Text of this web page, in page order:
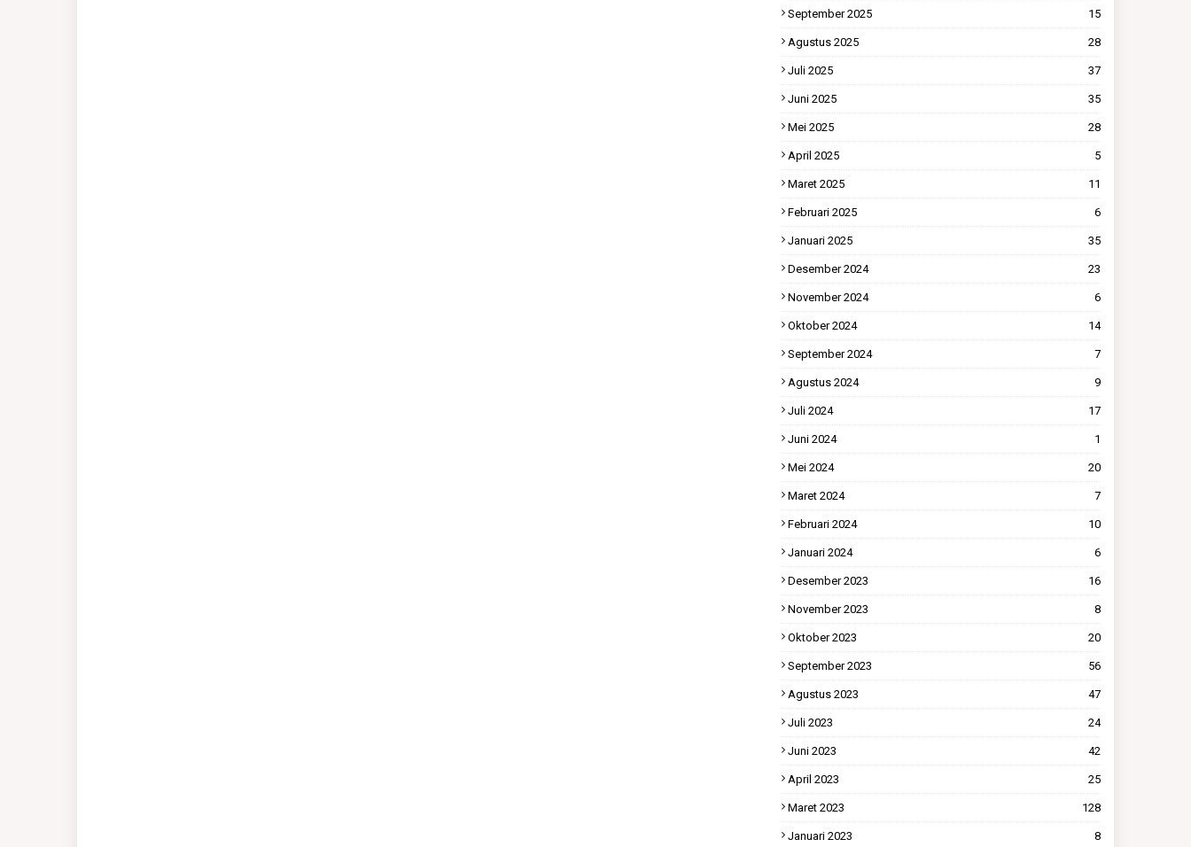
September 2025 15
Agustus 2025 28
Juli 2025 37
Juni 2025 35
Mei 2025 28
April 2025 5
Maret 2025 11
Februari 2025 6
Januari 2025 35
Desember 2024 23
November 2024 6
Oktober 2024 14
September 2024 7
Agustus 2024 9
Juli 2024 17
Juni 2024 1
Mei 2024 20
Maret 2024 7
Februari 2024 10
Januari 2024 6
Desember 2023 16
November 2023 8
Oktober 2023 20
September 2023 56
Agustus 2023 47
Juli 2023 24
Juni 2023 42
April 2023 25
Maret 2023 128
Januari 2023 8